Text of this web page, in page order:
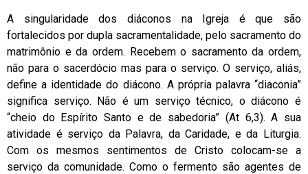
A singularidade dos diáconos na Igreja é que são
fortalecidos por dupla sacramentalidade, pelo sacramento do
matrimônio e da ordem. Recebem o sacramento da ordem,
não para o sacerdócio mas para o serviço. O serviço, aliás,
define a identidade do diácono. A própria palavra “diaconia”
significa serviço. Não é um serviço técnico, o diácono é
“cheio do Espírito Santo e de sabedoria” (At 6,3). A sua
atividade é serviço da Palavra, da Caridade, e da Liturgia.
Com os mesmos sentimentos de Cristo colocam-se a
serviço da comunidade. Como o fermento são agentes de